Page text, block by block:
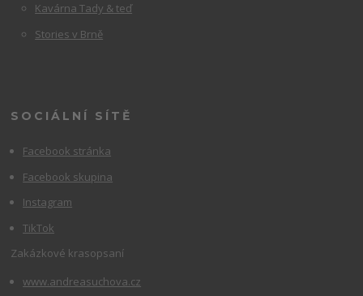
Kavárna Tady & teď
Stories v Brně
SOCIÁLNÍ SÍTĚ
Facebook stránka
Facebook skupina
Instagram
TikTok
Zakázkové krasopsaní
www.andreasuchova.cz